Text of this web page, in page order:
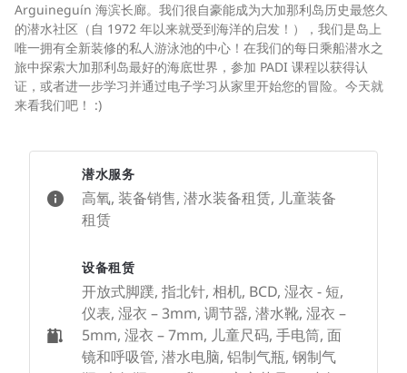
Arguineguín 海滨长廊。我们很自豪能成为大加那利岛历史最悠久
的潜水社区（自 1972 年以来就受到海洋的启发！），我们是岛上
唯一拥有全新装修的私人游泳池的中心！在我们的每日乘船潜水之
旅中探索大加那利岛最好的海底世界，参加 PADI 课程以获得认
证，或者进一步学习并通过电子学习从家里开始您的冒险。今天就
来看我们吧！ :)
潜水服务
高氧, 装备销售, 潜水装备租赁, 儿童装备
租赁
设备租赁
开放式脚蹼, 指北针, 相机, BCD, 湿衣 - 短,
仪表, 湿衣 – 3mm, 调节器, 潜水靴, 湿衣 –
5mm, 湿衣 – 7mm, 儿童尺码, 手电筒, 面
镜和呼吸管, 潜水电脑, 铝制气瓶, 钢制气